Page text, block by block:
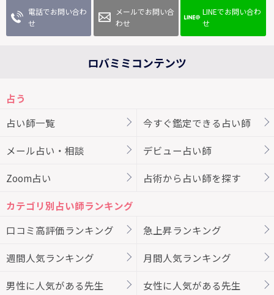
電話でお問い合わ
せ
メールでお問い合
わせ
LINEでお問い合わ
せ
ロバミミコンテンツ
占う
占い師一覧
今すぐ鑑定できる占い師
メール占い・相談 デビュー占い師
Zoom占い 占術から占い師を探す
カテゴリ別占い師ランキング
口コミ高評価ランキング
急上昇ランキング
週間人気ランキング 月間人気ランキング
男性に人気がある先生 女性に人気がある先生